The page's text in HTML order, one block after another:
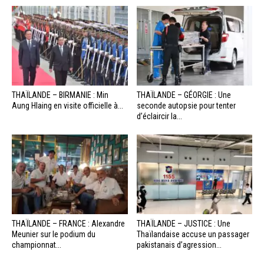
THAÏLANDE – BIRMANIE : Min
Aung Hlaing en visite officielle à...
THAÏLANDE – GÉORGIE : Une
seconde autopsie pour tenter
d’éclaircir la...
THAÏLANDE – FRANCE : Alexandre
Meunier sur le podium du
championnat...
THAÏLANDE – JUSTICE : Une
Thaïlandaise accuse un passager
pakistanais d’agression...